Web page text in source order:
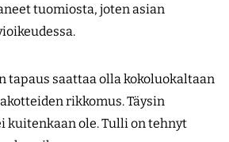
tuomiosta, joten asian
tapaus saattaa olla kokoluokaltaan
rikkomus. Täysin
kuitenkaan ole. Tulli on tehnyt